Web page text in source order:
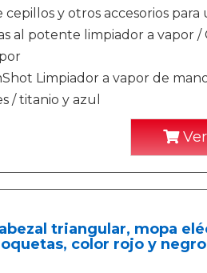
y otros accesorios
al potente limpiador a vapor
Limpiador a vapor de
/ titanio y azul
triangular, mopa
color rojo y negro